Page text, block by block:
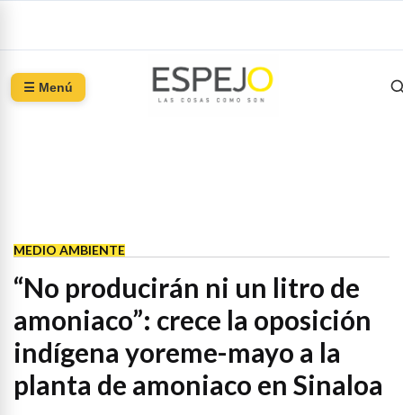
☰ Menú
MEDIO AMBIENTE
“No producirán ni un litro de
amoniaco”: crece la oposición
indígena yoreme-mayo a la
planta de amoniaco en Sinaloa